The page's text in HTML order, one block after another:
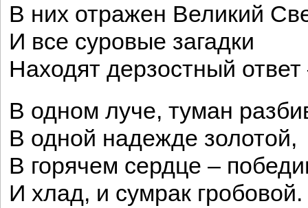
В них отражен Великий
И все суровые загадки
Находят дерзостный ответ
В одном луче, туман
В одной надежде золотой,
В горячем сердце –
И хлад, и сумрак гробовой.